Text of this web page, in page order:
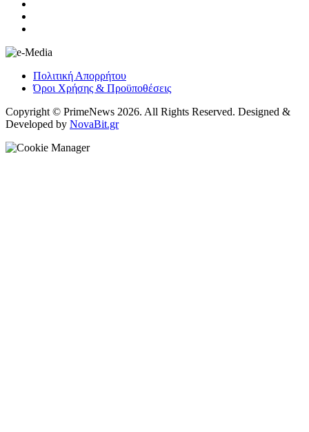
Πολιτική Απορρήτου
Όροι Χρήσης & Προϋποθέσεις
Copyright © PrimeNews 2026. All Rights Reserved. Designed &
Developed by NovaBit.gr